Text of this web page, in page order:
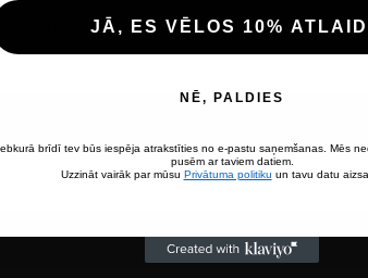
JĀ, ES VĒLOS 10% ATLAIDI
NĒ, PALDIES
brīdī tev būs iespēja atrakstīties no e-pastu saņemšanas. Mēs
pusēm ar taviem datiem.
Uzzināt vairāk par mūsu Privātuma politiku un tavu datu